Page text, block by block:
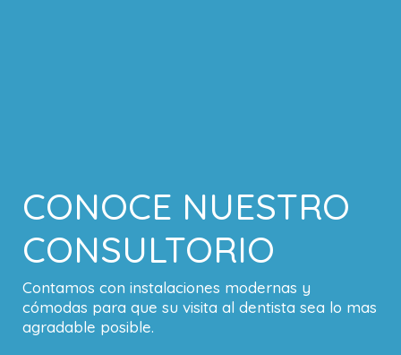
CONOCE NUESTRO
CONSULTORIO
Contamos con instalaciones modernas y
cómodas para que su visita al dentista sea lo mas
agradable posible.